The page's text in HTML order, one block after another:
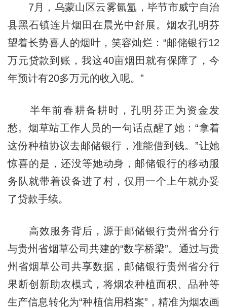
7月，乌蒙山区云雾氤氲，毕节市威宁自治
县黑石镇连片烟田在晨光中舒展。烟农孔明芬
望着长势喜人的烟叶，笑容灿烂：“邮储银行12
万元贷款到账，我这40亩烟田就有保障了，今
年预计有20多万元的收入呢。”
半年前春耕备耕时，孔明芬正为资金发
愁。烟草站工作人员的一句话点醒了她：“拿着
这份种植协议去邮储银行，准能借到钱。”让她
惊喜的是，还没等她动身，邮储银行的移动服
务队就带着设备进了村，仅用一个上午就办妥
了贷款手续。
高效服务背后，源于邮储银行贵州省分行
与贵州省烟草公司共建的“数字桥梁”。通过与贵
州省烟草公司共享数据，邮储银行贵州省分行
果断创新助农模式，将烟农种植面积、品种等
生产信息转化为“种植信用档案”，精准为烟农画